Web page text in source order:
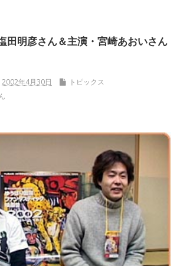
田明彦さん＆主演・宮崎あおいさん
2002年4月30日
トピックス